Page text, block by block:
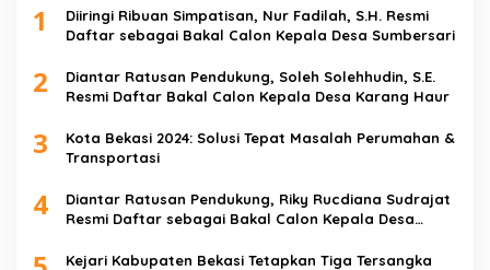
1
Diiringi Ribuan Simpatisan, Nur Fadilah, S.H. Resmi
Daftar sebagai Bakal Calon Kepala Desa Sumbersari
2
Diantar Ratusan Pendukung, Soleh Solehhudin, S.E.
Resmi Daftar Bakal Calon Kepala Desa Karang Haur
3
Kota Bekasi 2024: Solusi Tepat Masalah Perumahan &
Transportasi
4
Diantar Ratusan Pendukung, Riky Rucdiana Sudrajat
Resmi Daftar sebagai Bakal Calon Kepala Desa
Kejari Kabupaten Bekasi Tetapkan Tiga Tersangka